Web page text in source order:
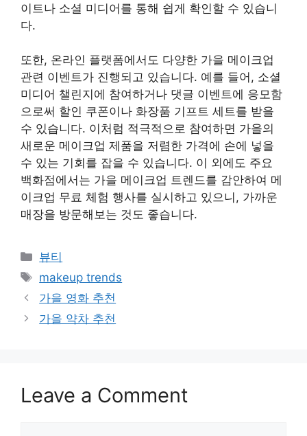
이트나 소셜 미디어를 통해 쉽게 확인할 수 있습니
다.
또한, 온라인 플랫폼에서도 다양한 가을 메이크업
관련 이벤트가 진행되고 있습니다. 예를 들어, 소셜
미디어 챌린지에 참여하거나 댓글 이벤트에 응모함
으로써 할인 쿠폰이나 화장품 기프트 세트를 받을
수 있습니다. 이처럼 적극적으로 참여하면 가을의
새로운 메이크업 제품을 저렴한 가격에 손에 넣을
수 있는 기회를 잡을 수 있습니다. 이 외에도 주요
백화점에서는 가을 메이크업 트렌드를 감안하여 메
이크업 무료 체험 행사를 실시하고 있으니, 가까운
매장을 방문해보는 것도 좋습니다.
Categories
뷰티
Tags
makeup trends
가을 영화 추천
가을 약차 추천
Leave a Comment